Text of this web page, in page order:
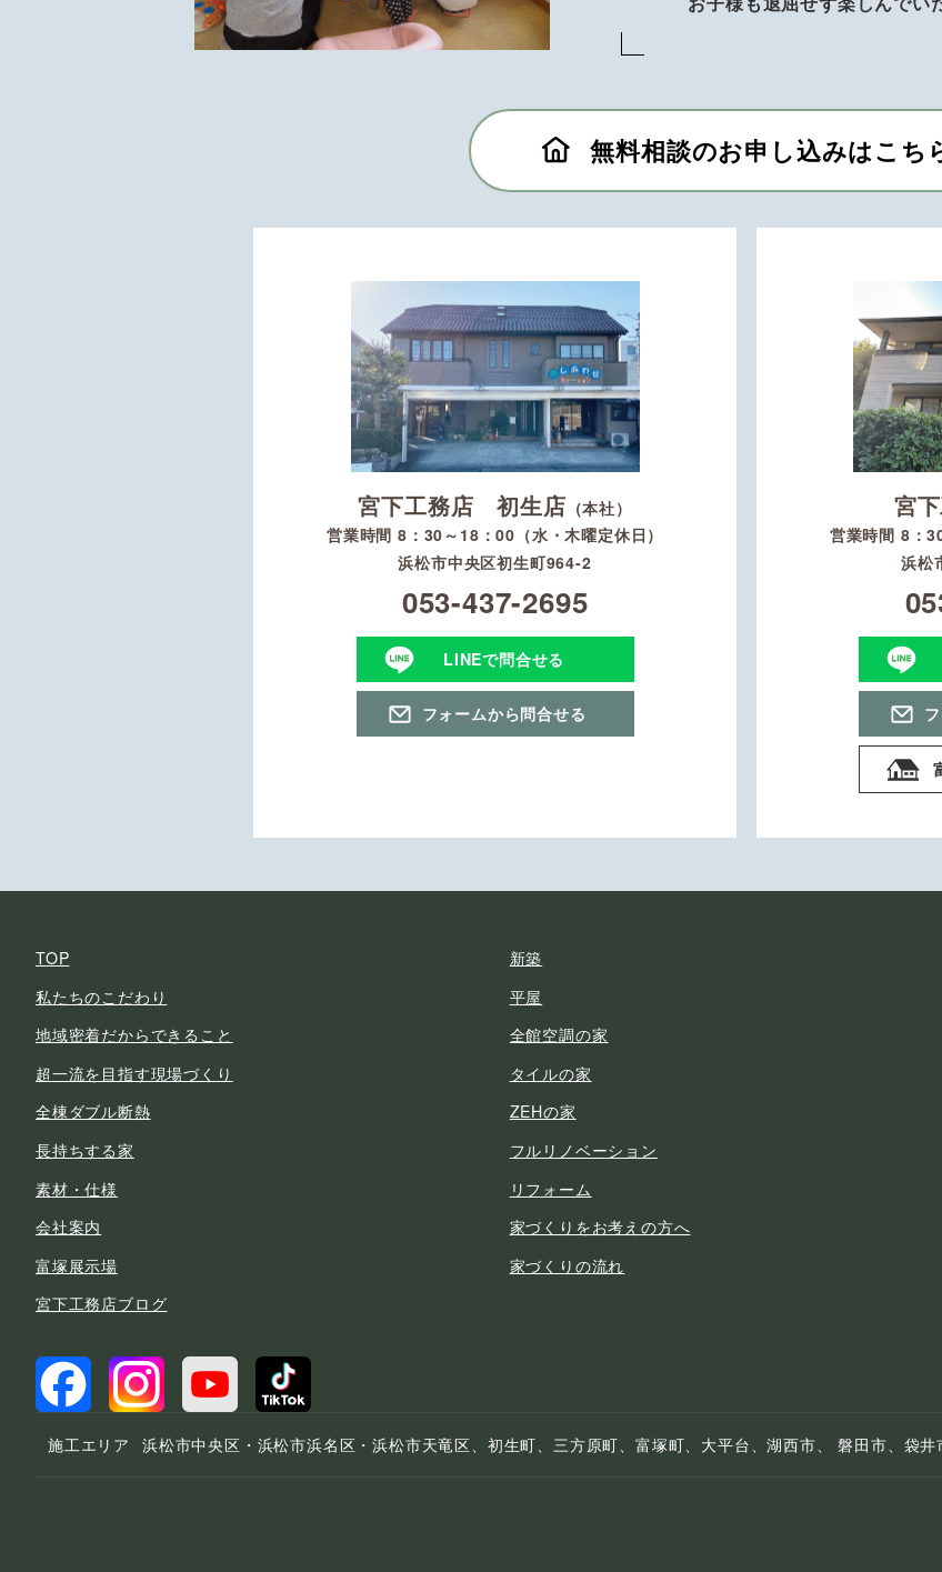
無料相談のお申し込みはこち
宮下工務店 初生店 （本社）
営業時間 8：30～18：00（水・木曜定休日）
浜松市中央区初生町964-2
053-437-2695
LINEで問合せる
フォームから問合せる
宮
営業時間 8：
浜松
TOP
私たちのこだわり
地域密着だからできること
超一流を目指す現場づくり
全棟ダブル断熱
長持ちする家
素材・仕様
会社案内
富塚展示場
宮下工務店ブログ
新築
平屋
全館空調の家
タイルの家
ZEHの家
フルリノベーション
リフォーム
家づくりをお考えの方へ
家づくりの流れ
施工エリア 浜松市中央区・浜松市浜名区・浜松市天竜区、初生町、三方原町、富塚町、大平台、湖西市、 磐田市、袋井